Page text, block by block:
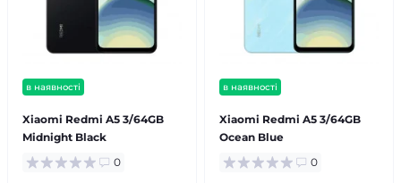
в наявності
Xiaomi Redmi A5 3/64GB
Midnight Black
0
в наявності
Xiaomi Redmi A5 3/64GB
Ocean Blue
0